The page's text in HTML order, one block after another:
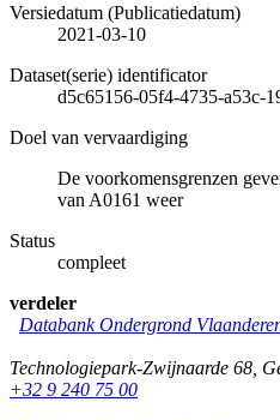
Versiedatum (Publicatiedatum)
2021-03-10
Dataset(serie) identificator
d5c65156-05f4-4735-a53c-
Doel van vervaardiging
De voorkomensgrenzen
van A0161 weer
Status
compleet
verdeler
Databank Ondergrond
Technologiepark-Zwijnaarde 68
+32 9 240 75 00